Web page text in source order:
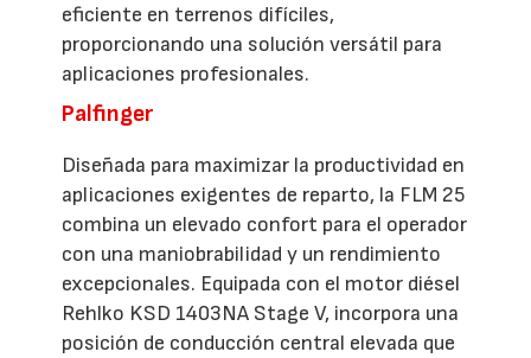
eficiente en terrenos difíciles,
proporcionando una solución versátil para
aplicaciones profesionales.
Palfinger
Diseñada para maximizar la productividad en
aplicaciones exigentes de reparto, la FLM 25
combina un elevado confort para el operador
con una maniobrabilidad y un rendimiento
excepcionales. Equipada con el motor diésel
Rehlko KSD 1403NA Stage V, incorpora una
posición de conducción central elevada que